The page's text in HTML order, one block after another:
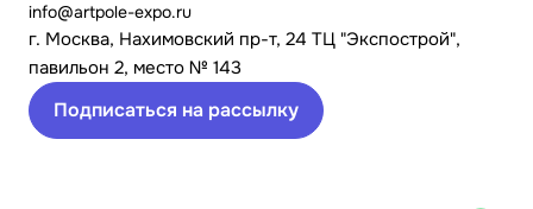
info@artpole-expo.ru
г. Москва, Нахимовский пр-т, 24 ТЦ "Экспострой",
павильон 2, место № 143
Подписаться на рассылку